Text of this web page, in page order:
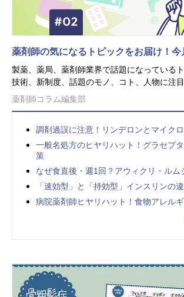
薬剤師の気になるトピックをお届け！今
製薬、薬局、薬剤師業界で話題になっている
技術、新制度、話題のモノ、コト、人物に注
薬剤師コラム編集部
調剤過誤に注意！リンデロンとマイク
一般名処方のヒヤリハット！グラセプ
策
なぜ食直後・週1回？アウィクリ・ルム
「速効型」と「持効型」インスリンの
病院薬剤師ヒヤリハット！食物アレル